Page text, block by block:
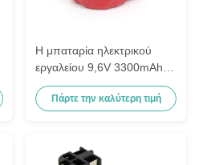
Η μπαταρία ηλεκτρικού
εργαλείου 9,6V 3300mAh
για Boschbat048, Bat100,
Bat119, 2607 335 540,
Πάρτε την καλύτερη τιμή